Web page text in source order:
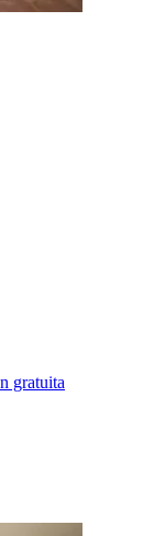
gratuita